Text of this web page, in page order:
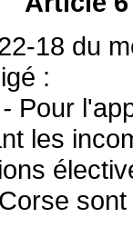
18 du
:
Pour
les